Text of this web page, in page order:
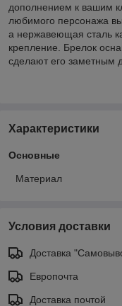
дополнением к вашим
любимого персонажа
а нержавеющая сталь
крепление. Брелок
сделают его заметным
Характеристики
Основные
Материал
Условия доставки
Доставка
Европочта
Доставка почтой